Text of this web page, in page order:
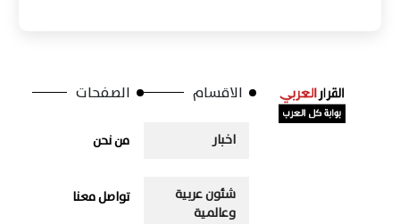
الاقسام
اخبار
شئون عربية
وعالمية
الصفحات
من نحن
تواصل معنا